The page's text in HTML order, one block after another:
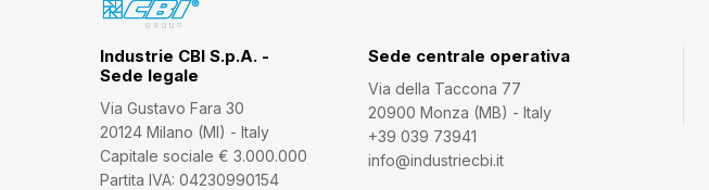
Industrie CBI S.p.A. -
Sede legale
Via Gustavo Fara 30
20124 Milano (MI) - Italy
Capitale sociale € 3.000.000
Partita IVA: 04230990154
Sede centrale operativa
Via della Taccona 77
20900 Monza (MB) - Italy
+39 039 73941
info@industriecbi.it